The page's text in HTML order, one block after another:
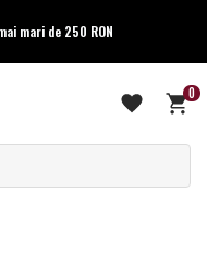
mari de 250 RON
0